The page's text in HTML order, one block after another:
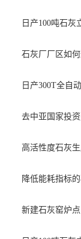
日产100吨石灰
石灰厂厂区如
日产300T全自
去中亚国家投
高活性度石灰
降低能耗指标
新建石灰窑炉